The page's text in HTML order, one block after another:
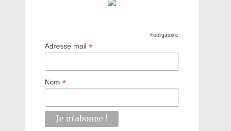
*obligatoire
Adresse mail*
Nom*